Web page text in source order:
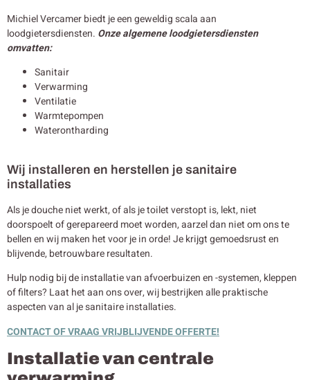
Michiel Vercamer biedt je een geweldig scala aan
loodgietersdiensten. Onze algemene loodgietersdiensten
omvatten:
Sanitair
Verwarming
Ventilatie
Warmtepompen
Waterontharding
Wij installeren en herstellen je sanitaire
installaties
Als je douche niet werkt, of als je toilet verstopt is, lekt, niet
doorspoelt of gerepareerd moet worden, aarzel dan niet om ons te
bellen en wij maken het voor je in orde! Je krijgt gemoedsrust en
blijvende, betrouwbare resultaten.
Hulp nodig bij de installatie van afvoerbuizen en -systemen, kleppen
of filters? Laat het aan ons over, wij bestrijken alle praktische
aspecten van al je sanitaire installaties.
CONTACT OF VRAAG VRIJBLIJVENDE OFFERTE!
Installatie van centrale